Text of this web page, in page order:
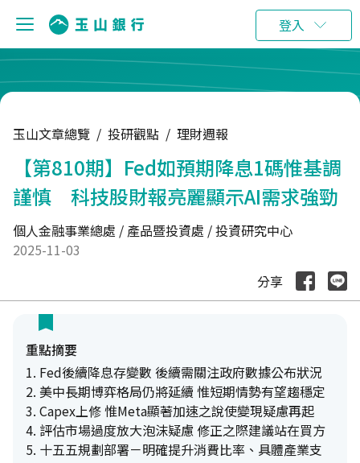
登入
玉山文章總覽 / 投研觀點 / 理財週報
【第810期】Fed如預期降息1碼惟基調
謹慎 科技股財報亮麗顯示AI需求強勁
個人金融事業總處 / 產品暨投資處 / 投資研究中心
2025-11-03
分享
重點摘要
1. Fed後續降息存變數 後續需關注政府數據公布狀況
2. 美中長期博弈格局仍將延續 惟短期情勢有望趨穩定
3. Capex上修 惟Meta顯著加速之說使變現疑慮再起
4. 評估市場過度放大泡沫疑慮 修正之際建議站在買方
5. 十五五規劃部署－明確提升消費比率、具體產業支